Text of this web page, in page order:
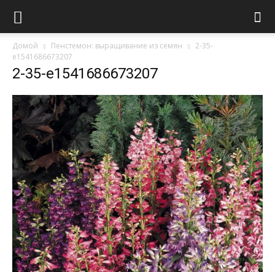
Домой Пенстемон: выращивание из семян
2-35-
e1541686673207
2-35-e1541686673207